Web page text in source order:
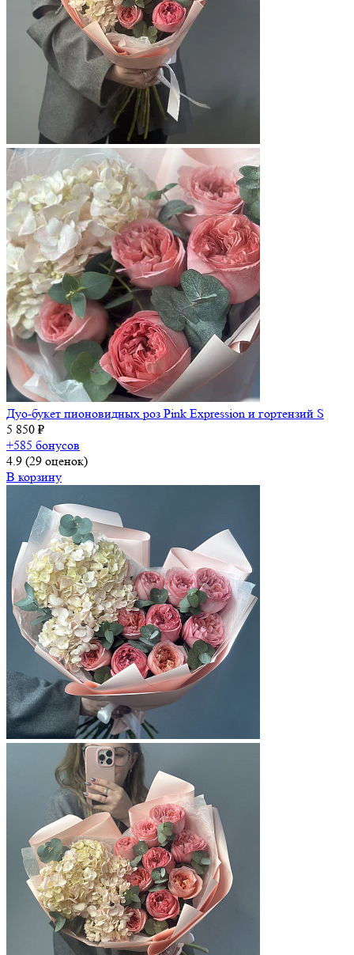
Дуо-букет пионовидных роз Pink Expression и гортензий S
5 850 ₽
+585 бонусов
4.9 (29 оценок)
В корзину